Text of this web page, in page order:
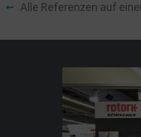
Alle Referenzen auf